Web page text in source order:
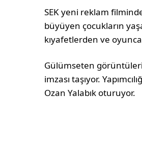
SEK yeni reklam
büyüyen çocukların
kıyafetlerden ve
Gülümseten
imzası taşıyor.
Ozan Yalabık oturuyor.